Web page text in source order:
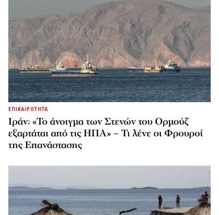
ΕΠΙΚΑΙΡΟΤΗΤΑ
Ιράν: «Το άνοιγμα των Στενών του Ορμούζ
εξαρτάται από τις ΗΠΑ» – Τι λένε οι Φρουροί
της Επανάστασης